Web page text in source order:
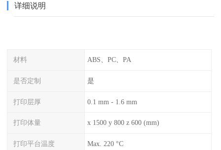
详细说明
材料 ABS、PC、PA
是否定制 是
打印层厚 0.1 mm - 1.6 mm
打印体量 x 1500 y 800 z 600 (mm)
打印平台温度 Max. 220 °C